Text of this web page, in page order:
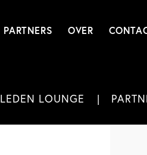
PARTNERS OVER
LEDEN LOUNGE